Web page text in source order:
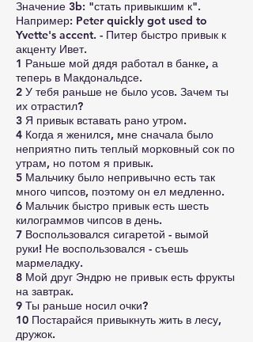
Значение 3b: "стать привыкшим к".
Например: Peter quickly got used to
Yvette's accent. - Питер быстро привык к
акценту Ивет.
1 Раньше мой дядя работал в банке, а
теперь в Макдональдсе.
2 У тебя раньше не было усов. Зачем ты
их отрастил?
3 Я привык вставать рано утром.
4 Когда я женился, мне сначала было
неприятно пить теплый морковный сок по
утрам, но потом я привык.
5 Мальчику было непривычно есть так
много чипсов, поэтому он ел медленно.
6 Мальчик быстро привык есть шесть
килограммов чипсов в день.
7 Воспользовался сигаретой - вымой
руки! Не воспользовался - съешь
мармеладку.
8 Мой друг Эндрю не привык есть фрукты
на завтрак.
9 Ты раньше носил очки?
10 Постарайся привыкнуть жить в лесу,
дружок.